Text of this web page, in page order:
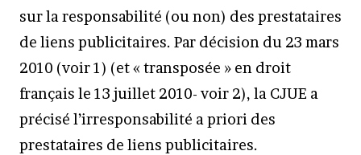
sur la responsabilité (ou non) des prestataires
de liens publicitaires. Par décision du 23 mars
2010 (voir 1) (et « transposée » en droit
français le 13 juillet 2010- voir 2), la CJUE a
précisé l’irresponsabilité a priori des
prestataires de liens publicitaires.